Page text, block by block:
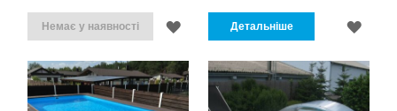
Немає у наявності
ДОДАТИ
СПИСКУ
Детальніше